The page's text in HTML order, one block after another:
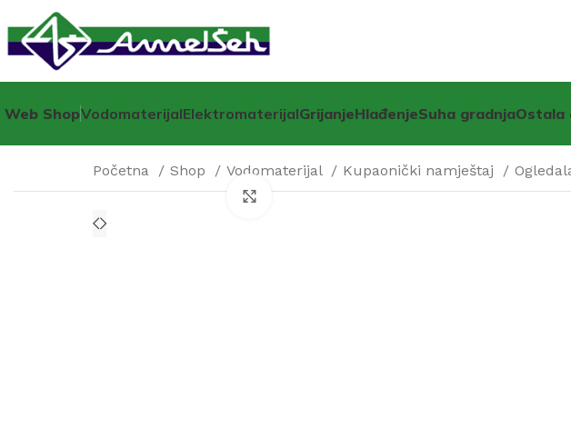
Web ShopVodomaterijalElektromaterijalGrijanjeHlađenjeSuha gradnjaOstala
Početna Shop Vodomaterijal Kupaonički namještaj
Click to enlarge